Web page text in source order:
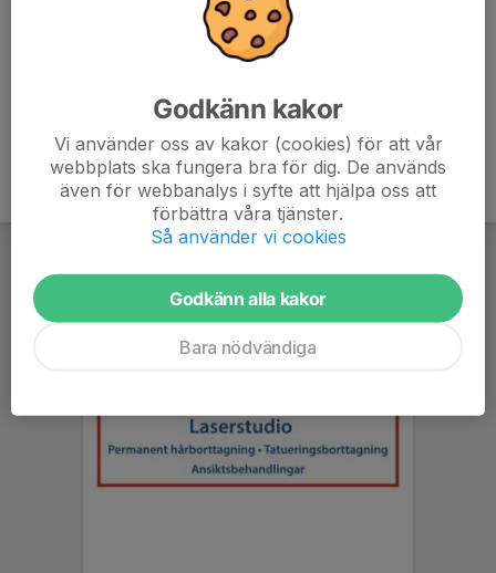
Godkänn kakor
Vi använder oss av kakor (cookies) för att vår
webbplats ska fungera bra för dig. De används
även för webbanalys i syfte att hjälpa oss att
förbättra våra tjänster.
Så använder vi cookies
Godkänn alla kakor
Bara nödvändiga